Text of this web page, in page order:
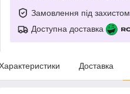
Замовлення під захистом
Доступна доставка
Доставка